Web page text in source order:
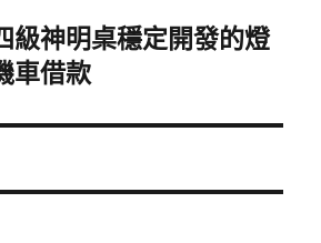
級神明桌穩定開發的燈
車借款